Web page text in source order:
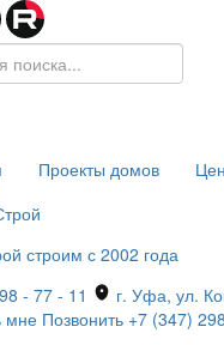
Проекты домов
строим с 2002 года
- 77 - 11
г. Уфа, ул.
мне Позвонить +7 (347)